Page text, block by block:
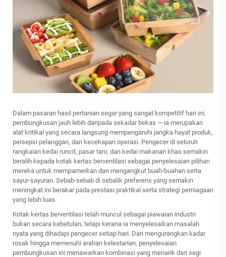
Dalam pasaran hasil pertanian segar yang sangat kompetitif hari ini,
pembungkusan jauh lebih daripada sekadar bekas — ia merupakan
alat kritikal yang secara langsung mempengaruhi jangka hayat produk,
persepsi pelanggan, dan kecekapan operasi. Pengecer di seluruh
rangkaian kedai runcit, pasar tani, dan kedai makanan khas semakin
beralih kepada kotak kertas berventilasi sebagai penyelesaian pilihan
mereka untuk mempamerkan dan mengangkut buah-buahan serta
sayur-sayuran. Sebab-sebab di sebalik preferens yang semakin
meningkat ini berakar pada prestasi praktikal serta strategi perniagaan
yang lebih luas.
Kotak kertas berventilasi telah muncul sebagai piawaian industri
bukan secara kebetulan, tetapi kerana ia menyelesaikan masalah
nyata yang dihadapi pengecer setiap hari. Dari mengurangkan kadar
rosak hingga memenuhi arahan kelestarian, penyelesaian
pembungkusan ini menawarkan kombinasi yang menarik dari segi